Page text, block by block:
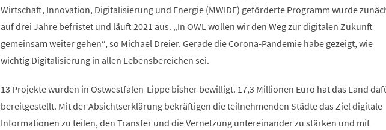
Wirtschaft, Innovation, Digitalisierung und Energie (MWIDE) geförderte Programm wurde
auf drei Jahre befristet und läuft 2021 aus. „In OWL wollen wir den Weg zur digitalen Zukunft
gemeinsam weiter gehen“, so Michael Dreier. Gerade die Corona-Pandemie habe gezeigt, wie
wichtig Digitalisierung in allen Lebensbereichen sei.
13 Projekte wurden in Ostwestfalen-Lippe bisher bewilligt. 17,3 Millionen Euro hat das Land
bereitgestellt. Mit der Absichtserklärung bekräftigen die teilnehmenden Städte das Ziel digitale
Informationen zu teilen, den Transfer und die Vernetzung untereinander zu stärken und mit